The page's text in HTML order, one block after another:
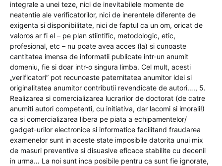
integrale a unei teze, nici de inevitabilele momente de
neatentie ale verificatorilor, nici de inerentele diferente de
exigenta si disponibilitate, nici de faptul ca un om, oricat de
valoros ar fi el – pe plan stiintific, metodologic, etic,
profesional, etc – nu poate avea acces (la) si cunoaste
cantitatea imensa de informatii publicate intr-un anumit
domeniu, fie si doar intr-o singura limba. Cel mult, acesti
„verificatori” pot recunoaste paternitatea anumitor idei si
originalitatea anumitor contributii revendicate de autori…., 5.
Realizarea si comercializarea lucrarilor de doctorat (de catre
anumiti autori competenti, cu initiativa, dar lacomi si imorali!)
ca si comercializarea libera pe piata a echipamentelor/
gadget-urilor electronice si informatice facilitand fraudarea
examenelor sunt in aceste state imposibile datorita unui mix
de masuri preventive si disuasive eficace stabilite cu decenii
in urma… La noi sunt inca posibile pentru ca sunt fie ignorate,